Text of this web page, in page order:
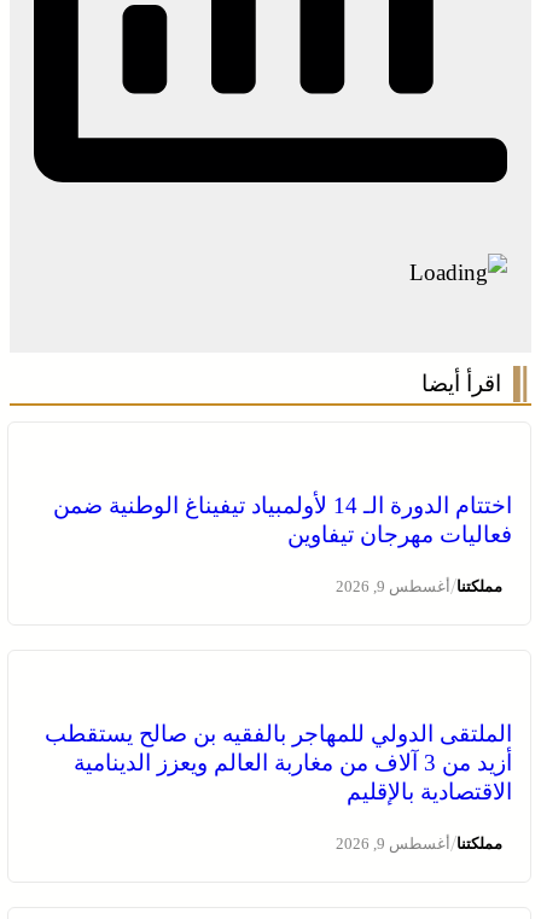
اقرأ أيضا
اختتام الدورة الـ 14 لأولمبياد تيفيناغ الوطنية ضمن
فعاليات مهرجان تيفاوين
مملكتنا/أغسطس 9, 2026
الملتقى الدولي للمهاجر بالفقيه بن صالح يستقطب
أزيد من 3 آلاف من مغاربة العالم ويعزز الدينامية
الاقتصادية بالإقليم
مملكتنا/أغسطس 9, 2026